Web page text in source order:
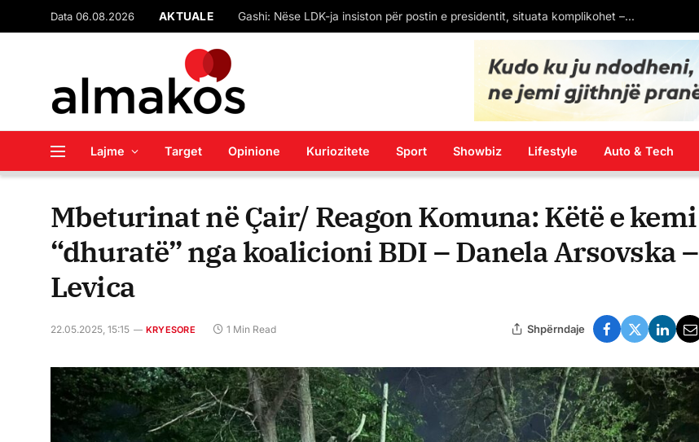
Data 06.08.2026 AKTUALE Senati i SHBA konfirmon kandidaturën e Eric Wendt si ambasador në Shqipëri. Pritet firma e Donald Trump
Lajme Target Opinione Kuriozitete Sport Showbiz Lifestyle Auto & Tech
Mbeturinat në Çair/ Reagon Komuna: Këtë e kemi
“dhuratë” nga koalicioni BDI – Danela Arsovska –
Levica
22.05.2025, 15:15 KRYESORE 1 Min Read Shpërndaje